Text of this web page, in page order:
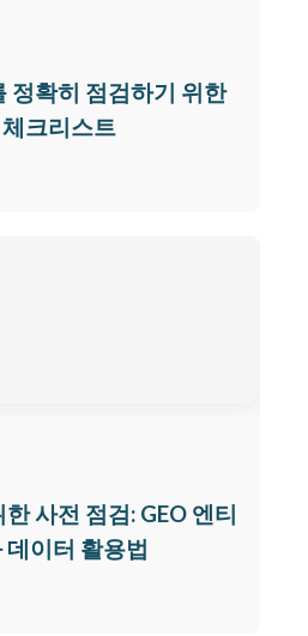
정확히 점검하기 위한
크리스트
사전 점검: GEO 엔티
이터 활용법